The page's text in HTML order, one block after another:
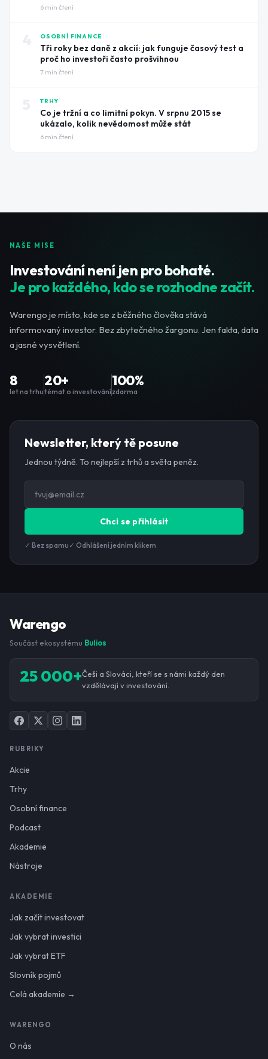
6 min čtení
OSOBNÍ FINANCE
Tři roky bez daně z akcií: jak funguje časový test a
proč ho investoři často prošvihnou
7 min čtení
TRHY
Co je tržní a co limitní pokyn. V srpnu 2015 se
ukázalo, kolik nevědomost může stát
6 min čtení
NAŠE MISE
Investování není jen pro bohaté.
Je pro každého, kdo se rozhodne začít.
Warengo je místo, kde se z běžného člověka stává
informovaný investor. Bez zbytečného žargonu. Jen fakta, data
a jasné vysvětlení.
8
let na trhu
20+
témat o investování
100%
zdarma
Newsletter, který tě posune
Jednou týdně. To nejlepší z trhů a světa peněz.
Chci se přihlásit
✓ Bez spamu ✓ Odhlášení jedním klikem
Warengo
Součást ekosystému Bulios
25 000+Češi a Slováci, kteří se s námi každý den
vzdělávají v investování.
RUBRIKY
Akcie
Trhy
Osobní finance
Podcast
Akademie
Nástroje
AKADEMIE
Jak začít investovat
Jak vybrat investici
Jak vybrat ETF
Slovník pojmů
Celá akademie →
WARENGO
O nás